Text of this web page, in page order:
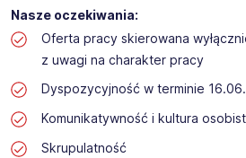
Nasze oczekiwania:
Oferta pracy skierowana
z uwagi na charakter pracy
Dyspozycyjność w terminie
Komunikatywność i kultura
Skrupulatność